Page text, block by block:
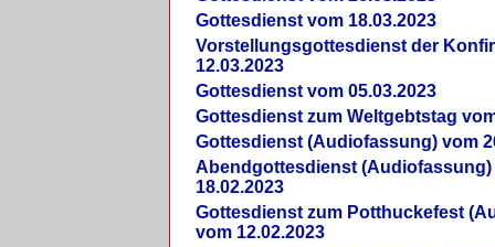
Gottesdienst vom 18.03.2023
Vorstellungsgottesdienst der
12.03.2023
Gottesdienst vom 05.03.2023
Gottesdienst zum Weltgebtstag
Gottesdienst (Audiofassung) vom
Abendgottesdienst (Audiofassung)
18.02.2023
Gottesdienst zum Potthuckefest
vom 12.02.2023